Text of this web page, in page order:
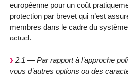
européenne pour un coût
protection par brevet qui n’est
membres dans le cadre du
actuel.
2.1 — Par rapport à l’approche
vous d’autres options ou des